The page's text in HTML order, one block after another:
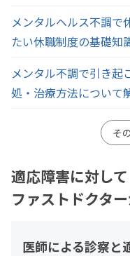
メンタルヘルス不調で
たい休職制度の基礎知
メンタル不調で引き起
処・治療方法について
そ
適応障害に対して
ファストドクタ
医師による診察と